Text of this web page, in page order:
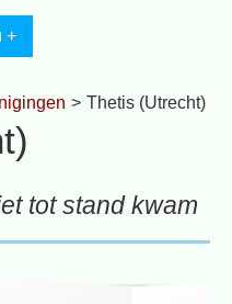
+
> Thetis (Utrecht)
tot stand kwam